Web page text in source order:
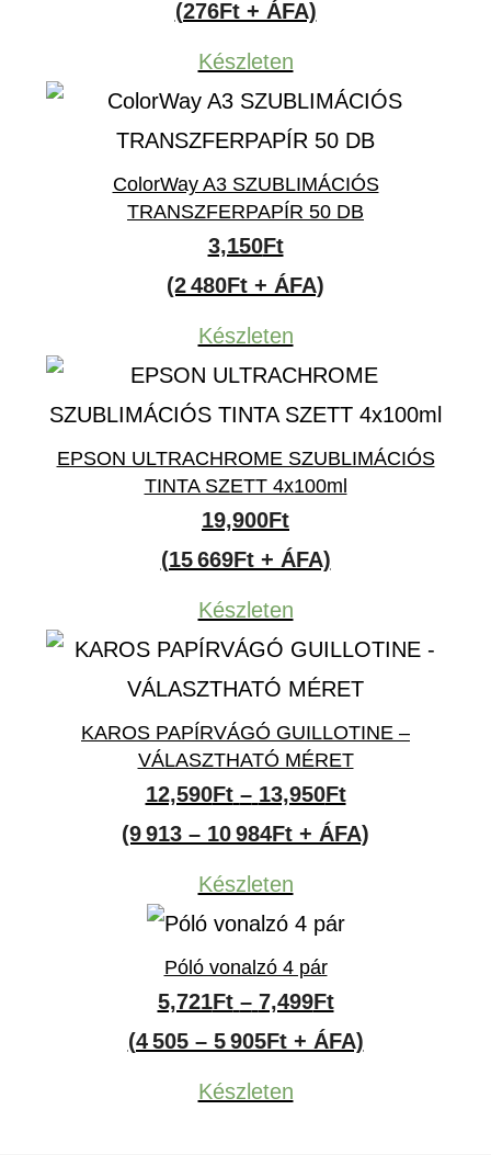
(276Ft + ÁFA)
Készleten
ColorWay A3 SZUBLIMÁCIÓS
TRANSZFERPAPÍR 50 DB
3,150Ft
(2 480Ft + ÁFA)
Készleten
EPSON ULTRACHROME SZUBLIMÁCIÓS
TINTA SZETT 4x100ml
19,900Ft
(15 669Ft + ÁFA)
Készleten
KAROS PAPÍRVÁGÓ GUILLOTINE –
VÁLASZTHATÓ MÉRET
12,590Ft – 13,950FtÁrtartomány:
12,590Ft
(9 913 – 10 984Ft + ÁFA)
Készleten
Póló vonalzó 4 pár
5,721Ft – 7,499FtÁrtartomány:
5,721Ft
(4 505 – 5 905Ft + ÁFA)
Készleten